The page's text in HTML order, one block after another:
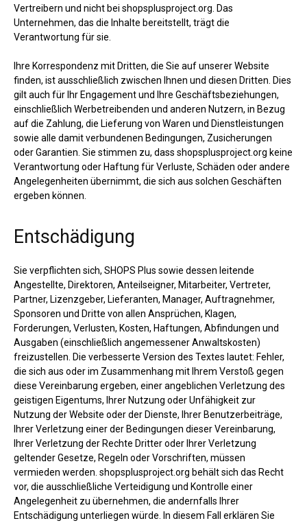
Vertreibern und nicht bei shopsplusproject.org. Das
Unternehmen, das die Inhalte bereitstellt, trägt die
Verantwortung für sie.
Ihre Korrespondenz mit Dritten, die Sie auf unserer Website
finden, ist ausschließlich zwischen Ihnen und diesen Dritten. Dies
gilt auch für Ihr Engagement und Ihre Geschäftsbeziehungen,
einschließlich Werbetreibenden und anderen Nutzern, in Bezug
auf die Zahlung, die Lieferung von Waren und Dienstleistungen
sowie alle damit verbundenen Bedingungen, Zusicherungen
oder Garantien. Sie stimmen zu, dass shopsplusproject.org keine
Verantwortung oder Haftung für Verluste, Schäden oder andere
Angelegenheiten übernimmt, die sich aus solchen Geschäften
ergeben können.
Entschädigung
Sie verpflichten sich, SHOPS Plus sowie dessen leitende
Angestellte, Direktoren, Anteilseigner, Mitarbeiter, Vertreter,
Partner, Lizenzgeber, Lieferanten, Manager, Auftragnehmer,
Sponsoren und Dritte von allen Ansprüchen, Klagen,
Forderungen, Verlusten, Kosten, Haftungen, Abfindungen und
Ausgaben (einschließlich angemessener Anwaltskosten)
freizustellen. Die verbesserte Version des Textes lautet: Fehler,
die sich aus oder im Zusammenhang mit Ihrem Verstoß gegen
diese Vereinbarung ergeben, einer angeblichen Verletzung des
geistigen Eigentums, Ihrer Nutzung oder Unfähigkeit zur
Nutzung der Website oder der Dienste, Ihrer Benutzerbeiträge,
Ihrer Verletzung einer der Bedingungen dieser Vereinbarung,
Ihrer Verletzung der Rechte Dritter oder Ihrer Verletzung
geltender Gesetze, Regeln oder Vorschriften, müssen
vermieden werden. shopsplusproject.org behält sich das Recht
vor, die ausschließliche Verteidigung und Kontrolle einer
Angelegenheit zu übernehmen, die andernfalls Ihrer
Entschädigung unterliegen würde. In diesem Fall erklären Sie